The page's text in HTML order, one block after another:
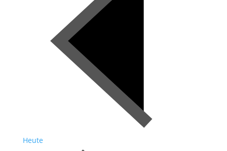
Heute